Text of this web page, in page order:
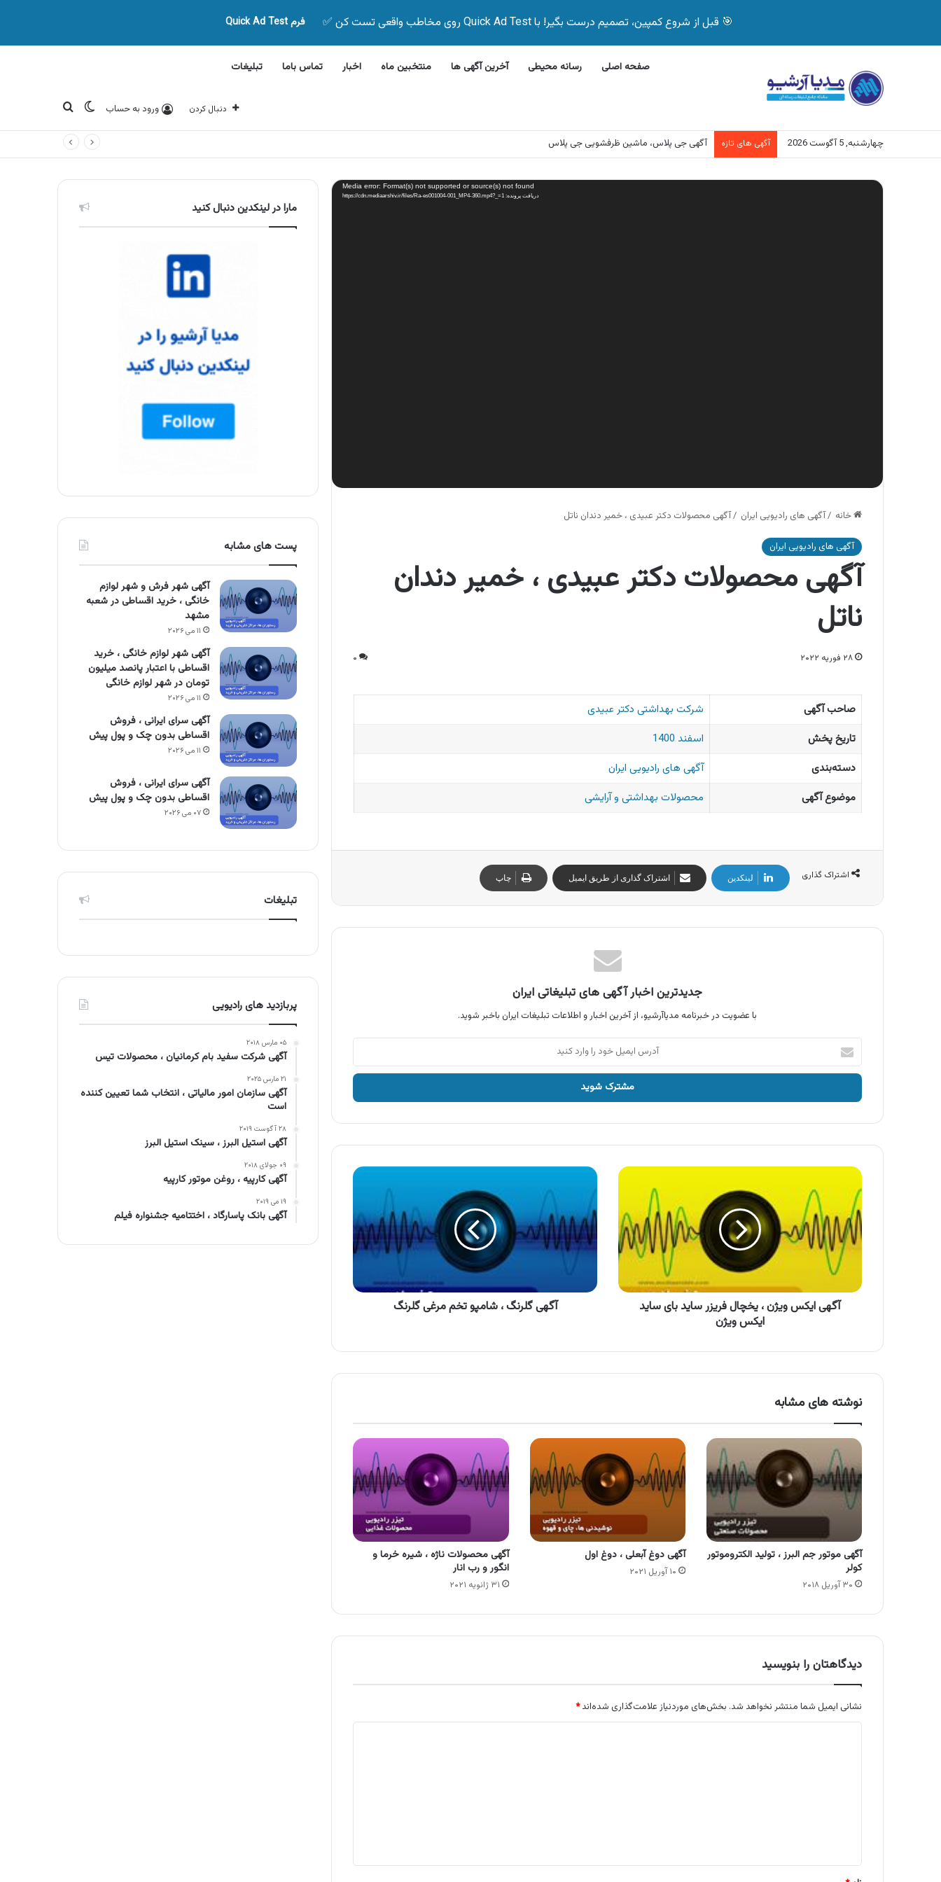
🎯 قبل از شروع کمپین، تصمیم درست بگیر! با Quick Ad Test روی مخاطب واقعی تست کن ✅ فرم Quick Ad Test
صفحه اصلی رسانه محیطی آخرین آگهی ها منتخبین ماه اخبار تماس باما تبلیغات
دنبال کردن ورود به حساب تغییر پوسته
جستجو برای
چهارشنبه, 5 آگوست 2026 آگهی های تازه آگهی جی پلاس، ماشین ظرفشویی جی پلاس
نمایشگر
ویدیو Media error: Format(s) not supported or source(s) not found
دریافت پرونده: https://cdn.mediaarshiv.ir/files/Ra-es001004-001_MP4-360.mp4?_=1
خانه /آگهی های رادیویی ایران /آگهی محصولات دکتر عبیدی ، خمیر دندان ناتل
آگهی های رادیویی ایران
آگهی محصولات دکتر عبیدی ، خمیر دندان
ناتل
۲۸ فوریه ۲۰۲۲ ۰
صاحب آگهی
شرکت بهداشتی دکتر عبیدی
تاریخ پخش
اسفند 1400
دسته‌بندی
آگهی های رادیویی ایران
موضوع آگهی
محصولات بهداشتی و آرایشی
اشتراک گذاری لینکدین اشتراک گذاری از طریق ایمیل چاپ
جدیدترین اخبار آگهی های تبلیغاتی ایران
با عضویت در خبرنامه مدیاآرشیو، از آخرین اخبار و اطلاعات تبلیغات ایران باخبر شوید.
آدرس
ایمیل
خود
وارد
آگهی
ایکس
ویژن
،
یخچال
فریزر
ساید
ساید
ایکسآگهی ایکس ویژن ، یخچال فریزر ساید بای ساید
ایکس ویژن
آگهی
شامپو
تخم
مرغی
آگهی گلرنگ ، شامپو تخم مرغی گلرنگ
نوشته های مشابه
آگهی موتور جم البرز ، تولید الکتروموتور
کولر
۳۰ آوریل ۲۰۱۸
آگهی دوغ آبعلی ، دوغ اول
۱۰ آوریل ۲۰۲۱
آگهی محصولات ناژه ، شیره خرما و
انگور و رب انار
۳۱ ژانویه ۲۰۲۱
دیدگاهتان را بنویسید
نشانی ایمیل شما منتشر نخواهد شد. بخش‌های موردنیاز علامت‌گذاری شده‌اند*
مارا در لینکدین دنبال کنید
پست های مشابه
آگهی شهر فرش و شهر لوازم
خانگی ، خرید اقساطی در شعبه
مشهد
۱۱ می ۲۰۲۶
آگهی شهر لوازم خانگی ، خرید
اقساطی با اعتبار پانصد میلیون
تومان در شهر لوازم خانگی
۱۱ می ۲۰۲۶
آگهی سرای ایرانی ، فروش
اقساطی بدون چک و پول پیش
۱۱ می ۲۰۲۶
آگهی سرای ایرانی ، فروش
اقساطی بدون چک و پول پیش
۰۷ می ۲۰۲۶
تبلیغات
پربازدید های رادیویی
۰۵ مارس ۲۰۱۸
آگهی شرکت سفید بام کرمانیان ، محصولات تیس
۲۱ مارس ۲۰۲۵
آگهی سازمان امور مالیاتی ، انتخاب شما تعیین کننده
است
۲۸ آگوست ۲۰۱۹
آگهی استیل البرز ، سینک استیل البرز
۰۹ جولای ۲۰۱۸
آگهی کارپیه ، روغن موتور کارپیه
۱۹ می ۲۰۱۹
آگهی بانک پاسارگاد ، اختتامیه جشنواره فیلم